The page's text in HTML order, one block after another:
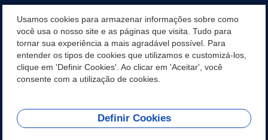
CONCURSO/PSS/CONVOCAÇÃO
INCENTIVOS PÚBLICOS À PROJETOS CULTURAIS - INÁCIO
MARTINS PR
REDES SOCIAIS
Usamos cookies para armazenar informações sobre como
você usa o nosso site e as páginas que visita. Tudo para
tornar sua experiência a mais agradável possível. Para
entender os tipos de cookies que utilizamos e customizá-los,
clique em 'Definir Cookies'. Ao clicar em 'Aceitar', você
consente com a utilização de cookies.
Definir Cookies